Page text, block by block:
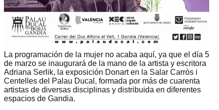
La programación de la mujer no acaba aquí, ya que el día 5
de marzo se inaugurará de la mano de la artista y escritora
Adriana Serlik, la exposición Donart en la Salar Carròs i
Centelles del Palau Ducal, formada por más de cuarenta
artistas de diversas disciplinas y distribuida en diferentes
espacios de Gandia.